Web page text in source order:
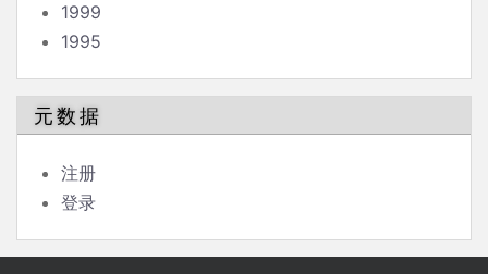
1999
1995
元数据
注册
登录